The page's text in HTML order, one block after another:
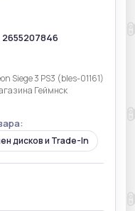
2655207846
Siege 3 PS3 (bles-01161)
Геймнск
дисков и Trade-In